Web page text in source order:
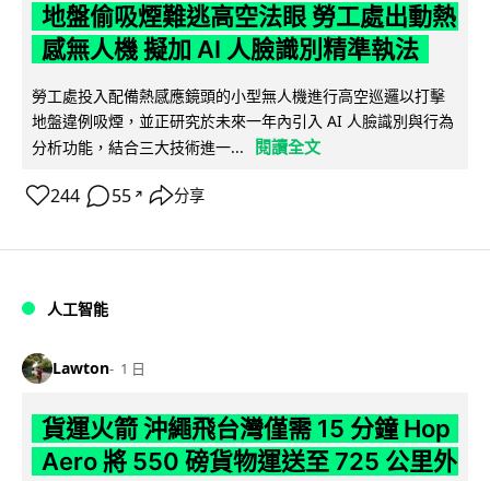
地盤偷吸煙難逃高空法眼 勞工處出動熱
感無人機 擬加 AI 人臉識別精準執法
勞工處投入配備熱感應鏡頭的小型無人機進行高空巡邏以打擊
地盤違例吸煙，並正研究於未來一年內引入 AI 人臉識別與行為
分析功能，結合三大技術進一...
閱讀全文
244 55 ↗ 分享
人工智能
Lawton 1 日
貨運火箭 沖繩飛台灣僅需 15 分鐘 Hop
Aero 將 550 磅貨物運送至 725 公里外